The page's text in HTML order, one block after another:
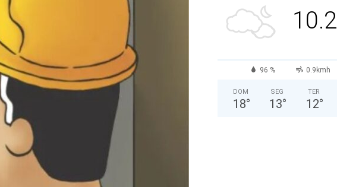
10.2
96 % 0.9kmh
DOM
18°
SEG
13°
TER
12°